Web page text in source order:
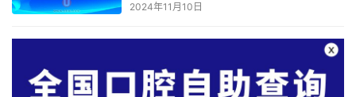
2024年11月10日